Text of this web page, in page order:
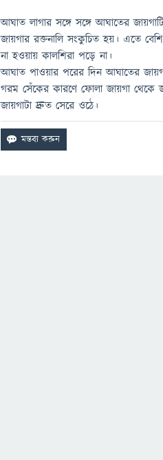
আঘাত লাগার সঙ্গে সঙ্গে আঘাতের
জায়গার রক্তনালি সংকুচিত হয়। এতে
না হওয়ায় কালশিরা পড়ে না।
আঘাত পাওয়ার পরের দিন আঘাতের
গরম সেঁকের কারণে ফোলা জায়গা থেকে
জায়গাটা দ্রুত সেরে ওঠে।